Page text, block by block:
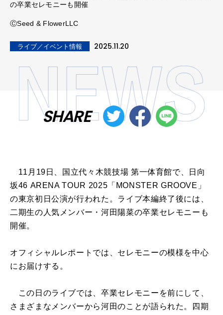
の卒業セレモニーも開催
ⒸSeed & FlowerLLC
ライブ／イベント情報 2025.11.20
SHARE
11月19日、国立代々木競技場 第一体育館で、日向
坂46 ARENA TOUR 2025「MONSTER GROOVE」
の東京初日公演が行われた。ライブ本編終了後には、
二期生の人気メンバー・河田陽菜の卒業セレモニーも
開催。
オフィシャルレポートでは、セレモニーの模様を中心
にお届けする。
この日のライブでは、卒業セレモニーを前にして、
さまざまなメンバーから河田のことが語られた。四期